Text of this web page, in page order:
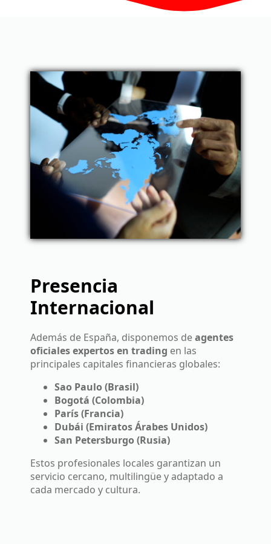
Presencia
Internacional
Además de España, disponemos deagentes
oficiales expertos en trading en las
principales capitales financieras globales:
Sao Paulo (Brasil)
Bogotá (Colombia)
París (Francia)
Dubái (Emiratos Árabes Unidos)
San Petersburgo (Rusia)
Estos profesionales locales garantizan un
servicio cercano, multilingüe y adaptado a
cada mercado y cultura.